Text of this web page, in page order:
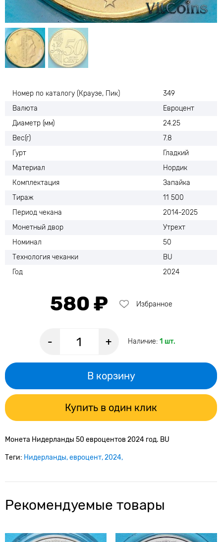
Номер по каталогу (Краузе, Пик)
349
Валюта
Евроцент
Диаметр (мм)
24.25
Вес(г)
7.8
Гурт
Гладкий
Материал
Нордик
Комплектация
Запайка
Тираж
11 500
Период чекана
2014-2025
Монетный двор
Утрехт
Номинал
50
Технология чеканки
BU
Год
2024
580 ₽ Избранное
- + Наличие: 1 шт.
В корзину
Купить в один клик
Монета Нидерланды 50 евроцентов 2024 год. BU
Теги: Нидерланды евроцент 2024
Рекомендуемые товары